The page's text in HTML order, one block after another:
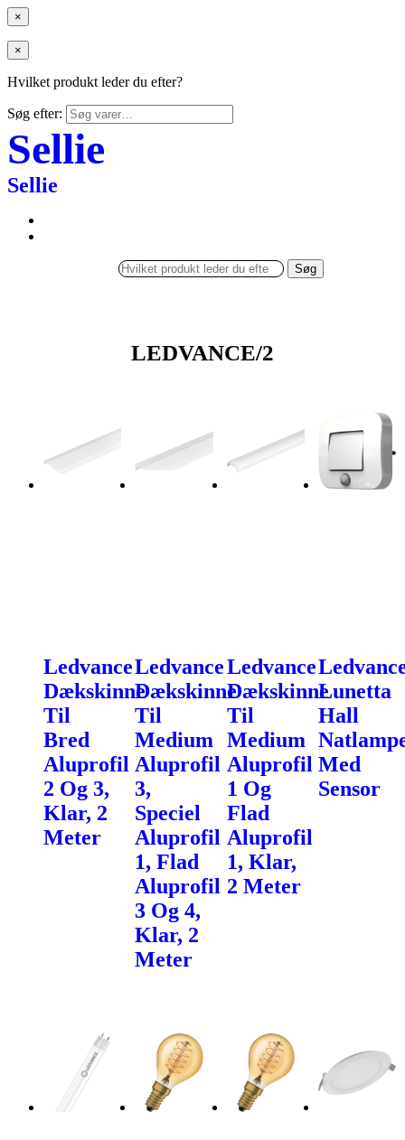
×
×
Hvilket produkt leder du efter?
Søg efter:
Sellie
Sellie
Søg
LEDVANCE/2
Ledvance
Dækskinne
Til
Bred
Aluprofil
2 Og 3,
Klar, 2
Meter
Ledvance
Dækskinne
Til
Medium
Aluprofil
3,
Speciel
Aluprofil
1, Flad
Aluprofil
3 Og 4,
Klar, 2
Meter
Ledvance
Dækskinne
Til
Medium
Aluprofil
1 Og
Flad
Aluprofil
1, Klar,
2 Meter
Lunetta
Hall
Med
Sensor